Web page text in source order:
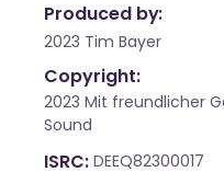
Produced by:
2023 Tim Bayer
Copyright:
2023 Mit freundlicher
Sound
ISRC DEEQ82300017